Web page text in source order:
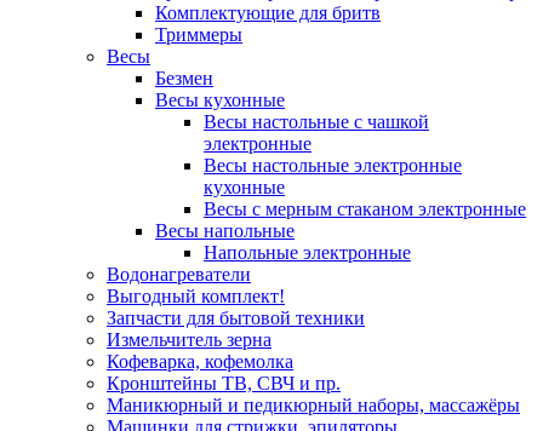
Комплектующие для бритв
Триммеры
Весы
Безмен
Весы кухонные
Весы настольные с чашкой
электронные
Весы настольные электронные
кухонные
Весы с мерным стаканом электронные
Весы напольные
Напольные электронные
Водонагреватели
Выгодный комплект!
Запчасти для бытовой техники
Измельчитель зерна
Кофеварка, кофемолка
Кронштейны ТВ, СВЧ и пр.
Маникюрный и педикюрный наборы, массажёры